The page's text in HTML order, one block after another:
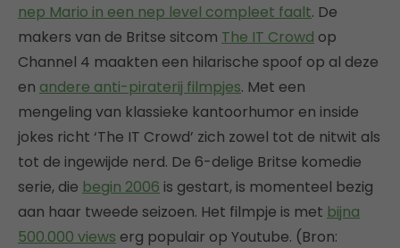
nep Mario in een nep level compleet faalt. De
makers van de Britse sitcom The IT Crowd op
Channel 4 maakten een hilarische spoof op al deze
en andere anti-piraterij filmpjes. Met een
mengeling van klassieke kantoorhumor en inside
jokes richt ‘The IT Crowd’ zich zowel tot de nitwit als
tot de ingewijde nerd. De 6-delige Britse komedie
serie, die begin 2006 is gestart, is momenteel bezig
aan haar tweede seizoen. Het filmpje is met bijna
500.000 views erg populair op Youtube. (Bron: